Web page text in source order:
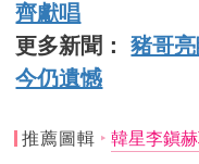
齊獻唱
更多新聞：豬哥
今仍遺憾
推薦圖輯 韓星李鎭